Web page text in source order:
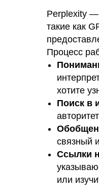
Perplexity —
такие как
Процесс
хотите
Поиск в
связный
Ссылки
или